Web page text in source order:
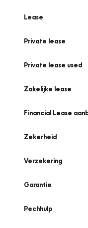
Lease
Private lease
Private lease used
Zakelijke lease
Financial Lease
Zekerheid
Verzekering
Garantie
Pechhulp